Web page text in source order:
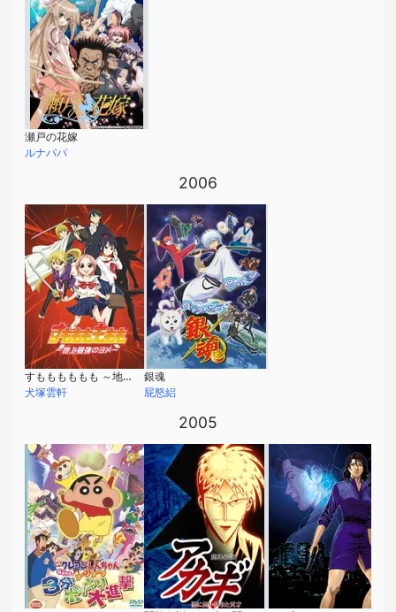
瀬戸の花嫁
ルナパパ
2006
すもももももも ～地上最強のヨメ～
犬塚雲軒
銀魂
屁怒絽
2005